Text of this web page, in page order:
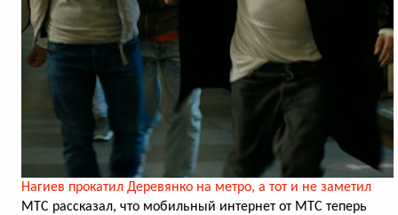
Нагиев прокатил Деревянко на метро, а тот и не заметил
МТС рассказал, что мобильный интернет от МТС теперь